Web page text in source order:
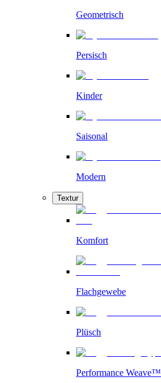
Geometrisch
Persisch
Kinder
Saisonal
Modern
Textur
Komfort
Flachgewebe
Plüsch
Performance Weave™